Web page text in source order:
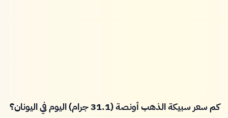
كم سعر سبيكة الذهب أونصة (31.1 جرام) اليوم في اليونان؟